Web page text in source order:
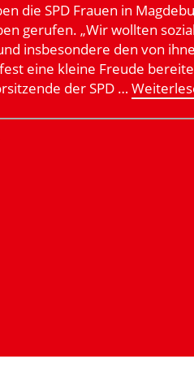
die SPD Frauen in
gerufen. „Wir wollten
insbe­sondere den von
eine kleine Freude
der SPD …